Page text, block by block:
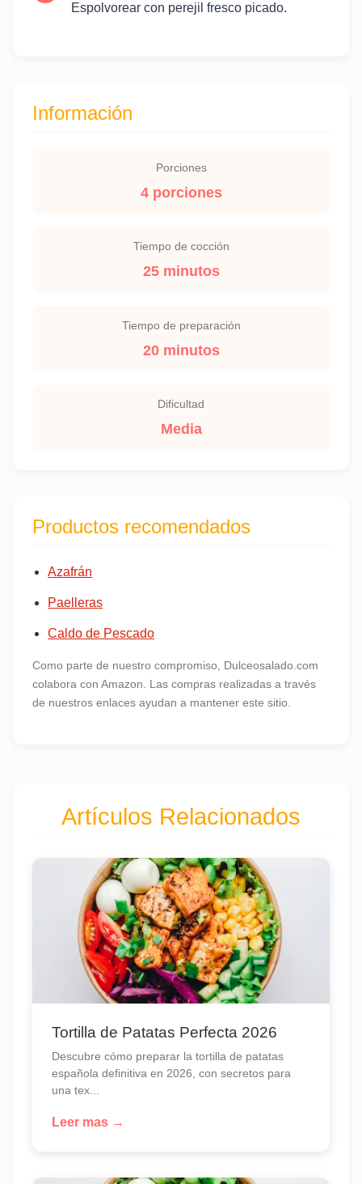
Espolvorear con perejil fresco picado.
Información
Porciones
4 porciones
Tiempo de cocción
25 minutos
Tiempo de preparación
20 minutos
Dificultad
Media
Productos recomendados
Azafrán
Paelleras
Caldo de Pescado
Como parte de nuestro compromiso, Dulceosalado.com
colabora con Amazon. Las compras realizadas a través
de nuestros enlaces ayudan a mantener este sitio.
Artículos Relacionados
Tortilla de Patatas Perfecta 2026
Descubre cómo preparar la tortilla de patatas
española definitiva en 2026, con secretos para
una tex...
Leer mas →